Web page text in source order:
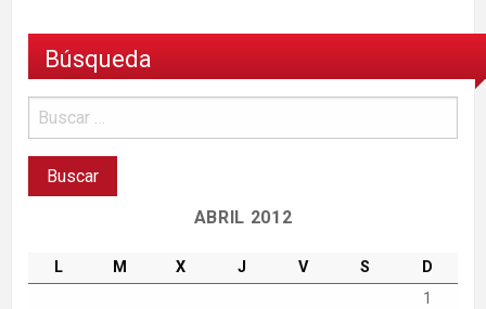
Búsqueda
ABRIL 2012
L M X J V S
D
1